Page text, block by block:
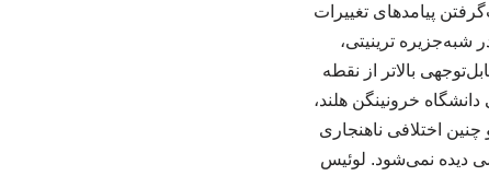
پیامدهای تغییرات
پژوهشگران مستقر در شبه‌جزیره ترینیتی،
که به‌طور قابل‌توجهی بالاتر از نقطه
خرونینگن هلند،
بوده و چنین اختلافی ناهنجاری
دیده نمی‌شود. لوئیس